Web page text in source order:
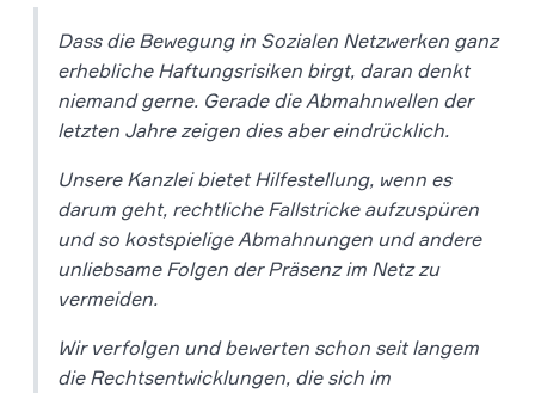
Dass die Bewegung in Sozialen Netzwerken ganz
erhebliche Haftungsrisiken birgt, daran denkt
niemand gerne. Gerade die Abmahnwellen der
letzten Jahre zeigen dies aber eindrücklich.
Unsere Kanzlei bietet Hilfestellung, wenn es
darum geht, rechtliche Fallstricke aufzuspüren
und so kostspielige Abmahnungen und andere
unliebsame Folgen der Präsenz im Netz zu
vermeiden.
Wir verfolgen und bewerten schon seit langem
die Rechtsentwicklungen, die sich im